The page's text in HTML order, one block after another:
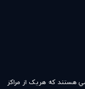
هستند که هريک از مراکز